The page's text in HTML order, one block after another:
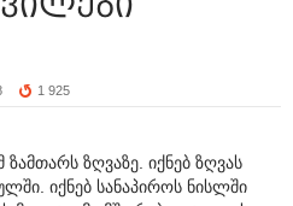
1 925
ზამთარს ზღვაზე. იქნებ ზღვას
იქნებ სანაპიროს ნისლში